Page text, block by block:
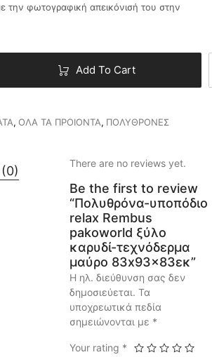
φωτογραφική απεικόνισή του στην
Add To Cart
, ΟΛΑ ΤΑ ΠΡΟΙΟΝΤΑ, ΠΟΛΥΘΡΟΝΕΣ
There are no reviews yet.
Be the first to review
“Πολυθρόνα-υποπόδιο
relax Rembus
pakoworld ξύλο
καρυδί-τεχνόδερμα
μαύρο 83x93x83εκ”
Η ηλ. διεύθυνση σας δεν
δημοσιεύεται. Τα
υποχρεωτικά πεδία
σημειώνονται με *
Your rating *